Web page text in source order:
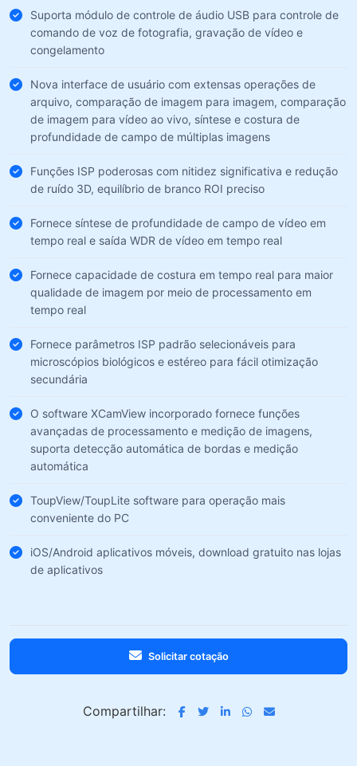
Suporta módulo de controle de áudio USB para controle de
comando de voz de fotografia, gravação de vídeo e
congelamento
Nova interface de usuário com extensas operações de
arquivo, comparação de imagem para imagem, comparação
de imagem para vídeo ao vivo, síntese e costura de
profundidade de campo de múltiplas imagens
Funções ISP poderosas com nitidez significativa e redução
de ruído 3D, equilíbrio de branco ROI preciso
Fornece síntese de profundidade de campo de vídeo em
tempo real e saída WDR de vídeo em tempo real
Fornece capacidade de costura em tempo real para maior
qualidade de imagem por meio de processamento em
tempo real
Fornece parâmetros ISP padrão selecionáveis para
microscópios biológicos e estéreo para fácil otimização
secundária
O software XCamView incorporado fornece funções
avançadas de processamento e medição de imagens,
suporta detecção automática de bordas e medição
automática
ToupView/ToupLite software para operação mais
conveniente do PC
iOS/Android aplicativos móveis, download gratuito nas lojas
de aplicativos
Solicitar cotação
Compartilhar: